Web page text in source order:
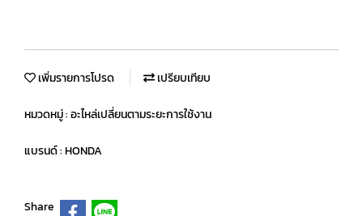
เพิ่มรายการโปรด เปรียบเทียบ
หมวดหมู่ :อะไหล่เปลี่ยนตามระยะการใช้งาน
แบรนด์ :HONDA
Share